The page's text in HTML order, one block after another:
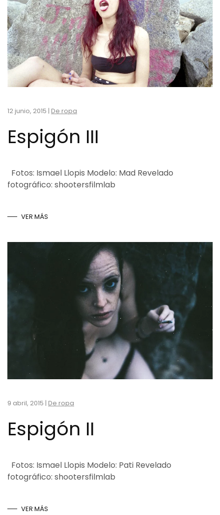
12 junio, 2015 | De ropa
Espigón III
Fotos: Ismael Llopis Modelo: Mad Revelado
fotográfico: shootersfilmlab
VER MÁS
9 abril, 2015 | De ropa
Espigón II
Fotos: Ismael Llopis Modelo: Pati Revelado
fotográfico: shootersfilmlab
VER MÁS